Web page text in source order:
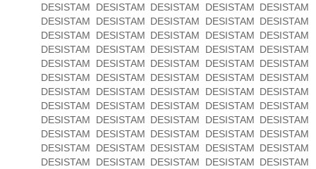
DESISTAM DESISTAM DESISTAM DESISTAM DESISTAM
DESISTAM DESISTAM DESISTAM DESISTAM DESISTAM
DESISTAM DESISTAM DESISTAM DESISTAM DESISTAM
DESISTAM DESISTAM DESISTAM DESISTAM DESISTAM
DESISTAM DESISTAM DESISTAM DESISTAM DESISTAM
DESISTAM DESISTAM DESISTAM DESISTAM DESISTAM
DESISTAM DESISTAM DESISTAM DESISTAM DESISTAM
DESISTAM DESISTAM DESISTAM DESISTAM DESISTAM
DESISTAM DESISTAM DESISTAM DESISTAM DESISTAM
DESISTAM DESISTAM DESISTAM DESISTAM DESISTAM
DESISTAM DESISTAM DESISTAM DESISTAM DESISTAM
DESISTAM DESISTAM DESISTAM DESISTAM DESISTAM